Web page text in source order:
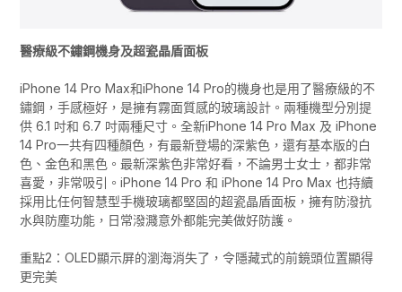
醫療級不鏽鋼機身及超瓷晶盾面板
iPhone 14 Pro Max和iPhone 14 Pro的機身也是用了醫療級的不
鏽鋼，手感極好，是擁有霧面質感的玻璃設計。兩種機型分別提
供 6.1 吋和 6.7 吋兩種尺寸。全新iPhone 14 Pro Max 及 iPhone
14 Pro一共有四種顏色，有最新登場的深紫色，還有基本版的白
色、金色和黑色。最新深紫色非常好看，不論男士女士，都非常
喜愛，非常吸引。iPhone 14 Pro 和 iPhone 14 Pro Max 也持續
採用比任何智慧型手機玻璃都堅固的超瓷晶盾面板，擁有防潑抗
水與防塵功能，日常潑濺意外都能完美做好防護。
重點2：OLED顯示屏的瀏海消失了，令隱藏式的前鏡頭位置顯得
更完美